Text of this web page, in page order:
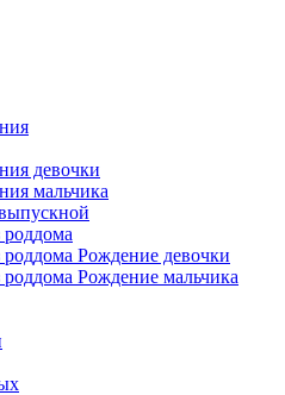
девочки
мальчика
Рождение девочки
Рождение мальчика